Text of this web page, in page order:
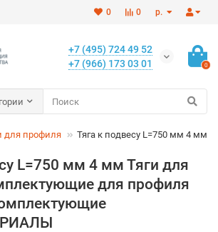
р.
0
0
+7 (495) 724 49 52
+7 (966) 173 03 01
0
для профиля Тяга к подвесу L=750 мм 4 мм
L=750 мм 4 мм Тяги для
для профиля